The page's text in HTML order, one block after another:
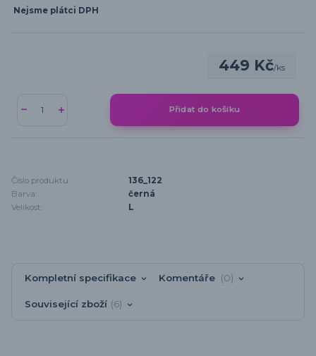
Nejsme plátci DPH
449 Kč/ks
Přidat do košíku
Číslo produktu:
136_122
Barva:
černá
Velikost:
L
Kompletní specifikace Komentáře 0
Související zboží 6